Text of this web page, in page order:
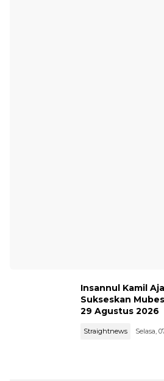
Insannul Kamil
Sukseskan
29 Agustus 2026
Straightnews Selasa,